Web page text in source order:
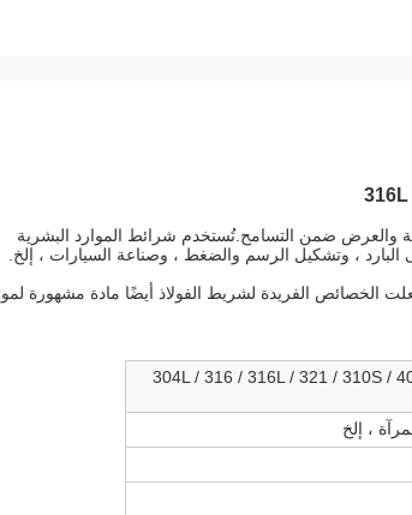
والعرض ضمن التسامح.تُستخدم شرائط الموارد البشرية
البارد ، وتشكيل الرسم والضغط ، وصناعة السيارات ، إلخ.
الخصائص الفريدة لشريط الفولاذ أيضًا مادة مشهورة
201/202/301/303/304 / 304L / 316 / 316L /